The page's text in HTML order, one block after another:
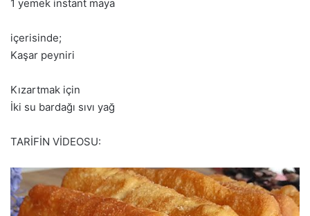
1 yemek instant maya
içerisinde;
Kaşar peyniri
Kızartmak için
İki su bardağı sıvı yağ
TARİFİN VİDEOSU: